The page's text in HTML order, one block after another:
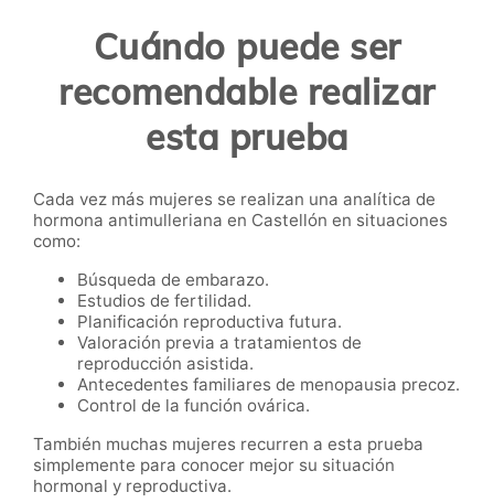
Cuándo puede ser
recomendable realizar
esta prueba
Cada vez más mujeres se realizan una analítica de
hormona antimulleriana en Castellón en situaciones
como:
Búsqueda de embarazo.
Estudios de fertilidad.
Planificación reproductiva futura.
Valoración previa a tratamientos de
reproducción asistida.
Antecedentes familiares de menopausia precoz.
Control de la función ovárica.
También muchas mujeres recurren a esta prueba
simplemente para conocer mejor su situación
hormonal y reproductiva.